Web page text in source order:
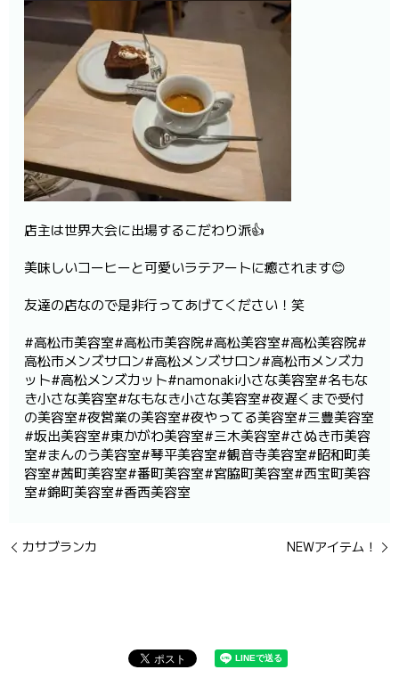
店主は世界大会に出場するこだわり派👍
美味しいコーヒーと可愛いラテアートに癒されます😊
友達の店なので是非行ってあげてください！笑
#高松市美容室#高松市美容院#高松美容室#高松美容院#
高松市メンズサロン#高松メンズサロン#高松市メンズカ
ット#高松メンズカット#namonaki小さな美容室#名もな
き小さな美容室#なもなき小さな美容室#夜遅くまで受付
の美容室#夜営業の美容室#夜やってる美容室#三豊美容室
#坂出美容室#東かがわ美容室#三木美容室#さぬき市美容
室#まんのう美容室#琴平美容室#観音寺美容室#昭和町美
容室#茜町美容室#番町美容室#宮脇町美容室#西宝町美容
室#錦町美容室#香西美容室
カサブランカ NEWアイテム！